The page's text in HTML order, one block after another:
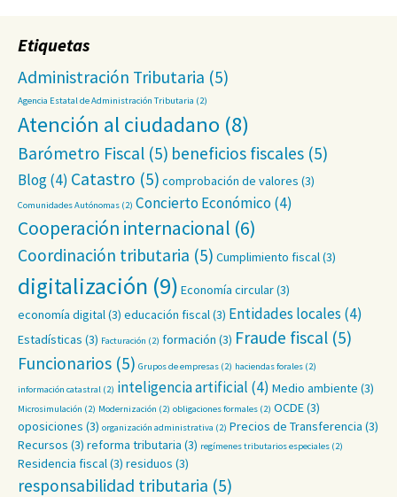
Etiquetas
Administración Tributaria (5)
Agencia Estatal de Administración Tributaria (2)
Atención al ciudadano (8)
Barómetro Fiscal (5) beneficios fiscales (5)
Blog(4) Catastro (5) comprobación de valores (3)
Comunidades Autónomas (2) Concierto Económico(4)
Cooperación internacional (6)
Coordinación tributaria (5) Cumplimiento fiscal(3)
digitalización (9) Economía circular(3)
economía digital(3) educación fiscal(3) Entidades locales (4)
Estadísticas (3) Facturación (2) formación (3) Fraude fiscal (5)
Funcionarios (5) Grupos de empresas (2) haciendas forales (2)
información catastral (2) inteligencia artificial (4) Medio ambiente (3)
Microsimulación (2) Modernización (2) obligaciones formales (2) OCDE(3)
oposiciones (3) organización administrativa (2) Precios de Transferencia (3)
Recursos (3) reforma tributaria (3) regímenes tributarios especiales (2)
Residencia fiscal(3) residuos (3)
responsabilidad tributaria (5)